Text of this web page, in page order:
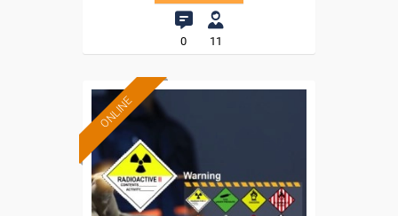
0 11
ONLINE